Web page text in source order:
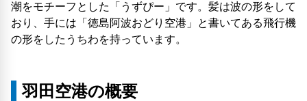
潮をモチーフとした「うずぴー」です。髪は波の形をして
おり、手には「徳島阿波おどり空港」と書いてある飛行機
の形をしたうちわを持っています。
羽田空港の概要